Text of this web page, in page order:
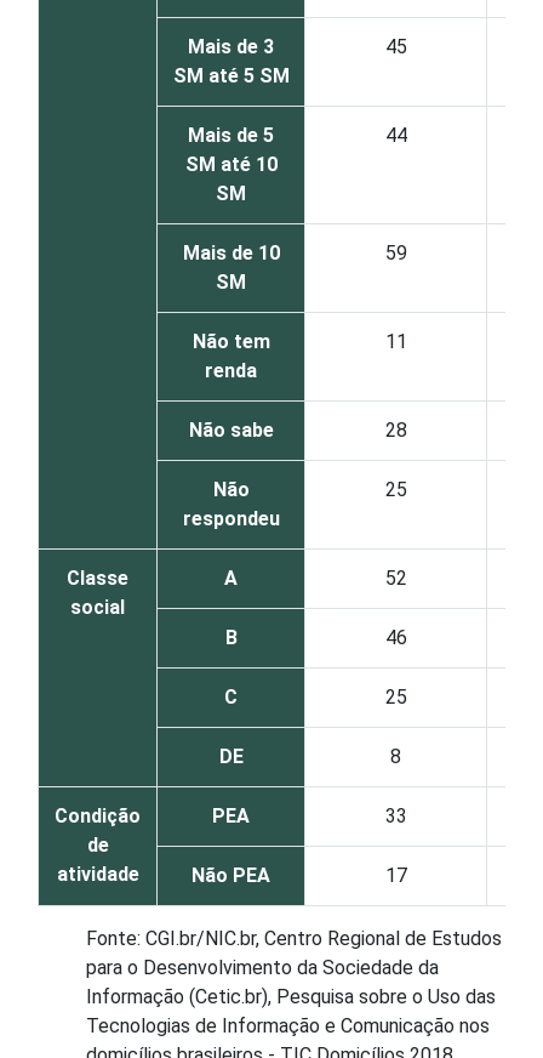
Mais de 3
SM até 5 SM
45
Mais de 5
SM até 10
SM
44
Mais de 10
SM
59
Não tem
renda
11
Não sabe 28
Não
respondeu
25
Classe
social
A 52
B 46
C 25
DE 8
Condição
de
atividade
PEA 33
Não PEA 17
Fonte: CGI.br/NIC.br, Centro Regional de Estudos
para o Desenvolvimento da Sociedade da
Informação (Cetic.br), Pesquisa sobre o Uso das
Tecnologias de Informação e Comunicação nos